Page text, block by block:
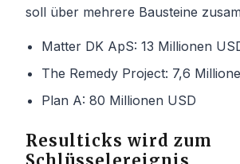
soll über mehrere Bausteine
Matter DK ApS: 13 Millionen
The Remedy Project: 7,6
Plan A: 80 Millionen USD
Resulticks wird zum